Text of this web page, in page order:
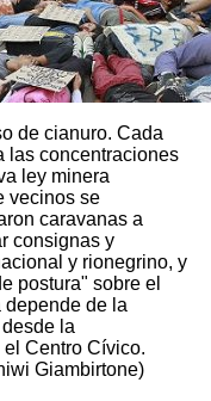
de cianuro. Cada
las concentraciones
ley minera
vecinos se
caravanas a
consignas y
y rionegrino, y
postura" sobre el
depende de la
la
Centro Cívico.
Giambirtone)